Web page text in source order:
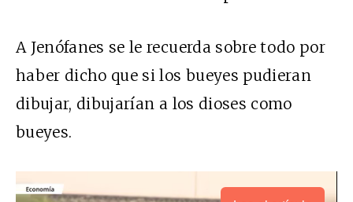
A Jenófanes se le recuerda sobre todo por
haber dicho que si los bueyes pudieran
dibujar, dibujarían a los dioses como
bueyes.